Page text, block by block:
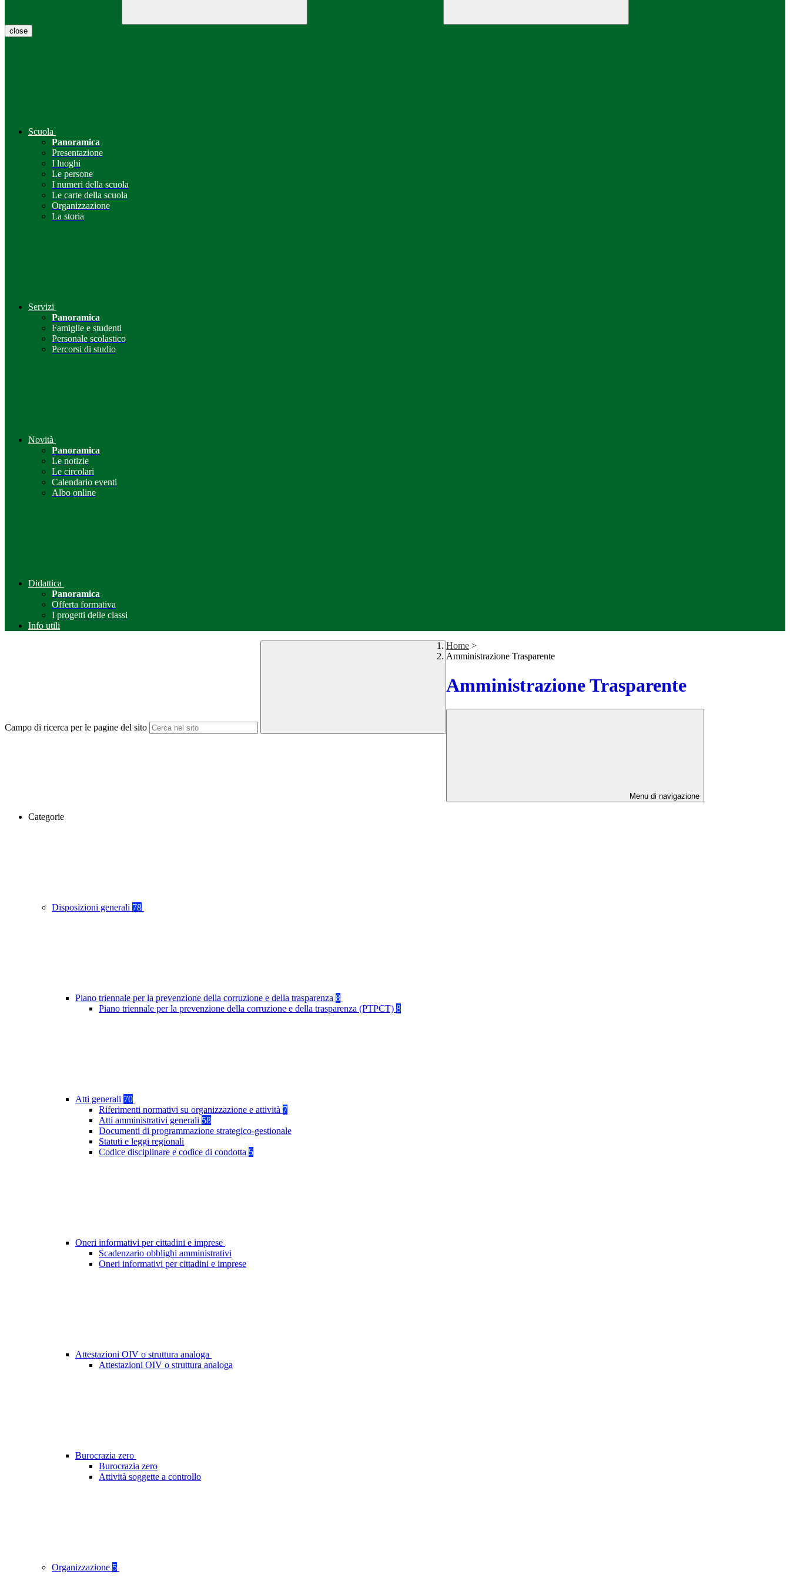
close
Scuola
Panoramica
Presentazione
I luoghi
Le persone
I numeri della scuola
Le carte della scuola
Organizzazione
La storia
Servizi
Panoramica
Famiglie e studenti
Personale scolastico
Percorsi di studio
Novità
Panoramica
Le notizie
Le circolari
Calendario eventi
Albo online
Didattica
Panoramica
Offerta formativa
I progetti delle classi
Info utili
Campo di ricerca per le pagine del sito
Home >
Amministrazione Trasparente
Amministrazione Trasparente
Menu di navigazione
Categorie
Disposizioni generali 78
Piano triennale per la prevenzione della corruzione e della trasparenza 8
Piano triennale per la prevenzione della corruzione e della trasparenza (PTPCT) 8
Atti generali 70
Riferimenti normativi su organizzazione e attività 7
Atti amministrativi generali 58
Documenti di programmazione strategico-gestionale
Statuti e leggi regionali
Codice disciplinare e codice di condotta 5
Oneri informativi per cittadini e imprese
Scadenzario obblighi amministrativi
Oneri informativi per cittadini e imprese
Attestazioni OIV o struttura analoga
Attestazioni OIV o struttura analoga
Burocrazia zero
Burocrazia zero
Attività soggette a controllo
Organizzazione 5